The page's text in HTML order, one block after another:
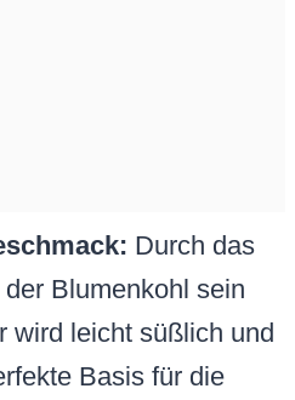
Durch das
Blumenkohl sein
wird leicht süßlich und
Basis für die